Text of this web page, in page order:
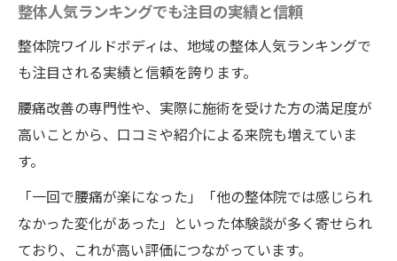
整体人気ランキングでも注目の実績と信頼
整体院ワイルドボディは、地域の整体人気ランキングで
も注目される実績と信頼を誇ります。
腰痛改善の専門性や、実際に施術を受けた方の満足度が
高いことから、口コミや紹介による来院も増えていま
す。
「一回で腰痛が楽になった」「他の整体院では感じられ
なかった変化があった」といった体験談が多く寄せられ
ており、これが高い評価につながっています。